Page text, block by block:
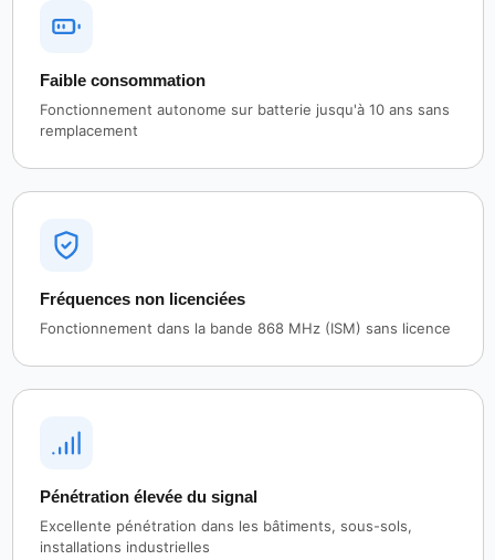
Faible consommation
Fonctionnement autonome sur batterie jusqu'à 10 ans sans
remplacement
Fréquences non licenciées
Fonctionnement dans la bande 868 MHz (ISM) sans licence
Pénétration élevée du signal
Excellente pénétration dans les bâtiments, sous-sols,
installations industrielles